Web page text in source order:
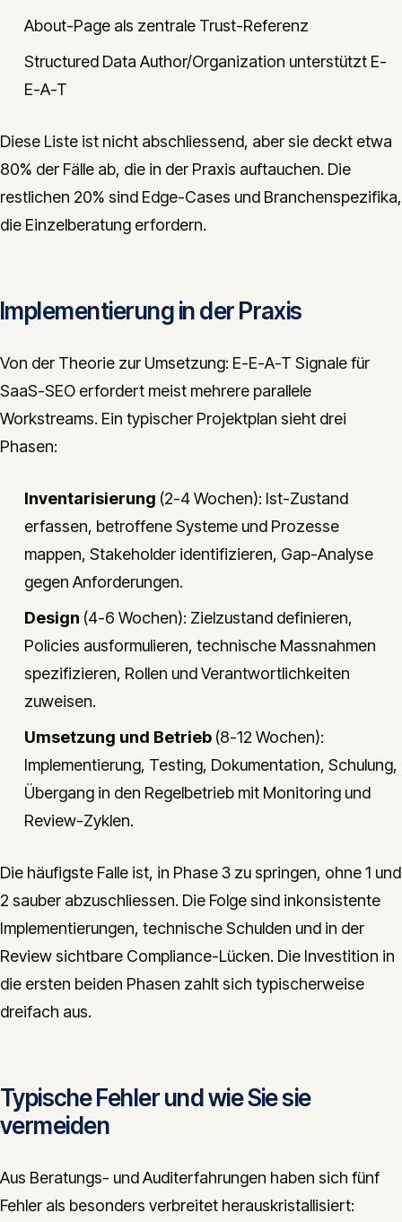
About-Page als zentrale Trust-Referenz
Structured Data Author/Organization unterstützt E-
E-A-T
Diese Liste ist nicht abschliessend, aber sie deckt etwa
80% der Fälle ab, die in der Praxis auftauchen. Die
restlichen 20% sind Edge-Cases und Branchenspezifika,
die Einzelberatung erfordern.
Implementierung in der Praxis
Von der Theorie zur Umsetzung: E-E-A-T Signale für
SaaS-SEO erfordert meist mehrere parallele
Workstreams. Ein typischer Projektplan sieht drei
Phasen:
Inventarisierung (2-4 Wochen): Ist-Zustand
erfassen, betroffene Systeme und Prozesse
mappen, Stakeholder identifizieren, Gap-Analyse
gegen Anforderungen.
Design (4-6 Wochen): Zielzustand definieren,
Policies ausformulieren, technische Massnahmen
spezifizieren, Rollen und Verantwortlichkeiten
zuweisen.
Umsetzung und Betrieb (8-12 Wochen):
Implementierung, Testing, Dokumentation, Schulung,
Übergang in den Regelbetrieb mit Monitoring und
Review-Zyklen.
Die häufigste Falle ist, in Phase 3 zu springen, ohne 1 und
2 sauber abzuschliessen. Die Folge sind inkonsistente
Implementierungen, technische Schulden und in der
Review sichtbare Compliance-Lücken. Die Investition in
die ersten beiden Phasen zahlt sich typischerweise
dreifach aus.
Typische Fehler und wie Sie sie
vermeiden
Aus Beratungs- und Auditerfahrungen haben sich fünf
Fehler als besonders verbreitet herauskristallisiert: